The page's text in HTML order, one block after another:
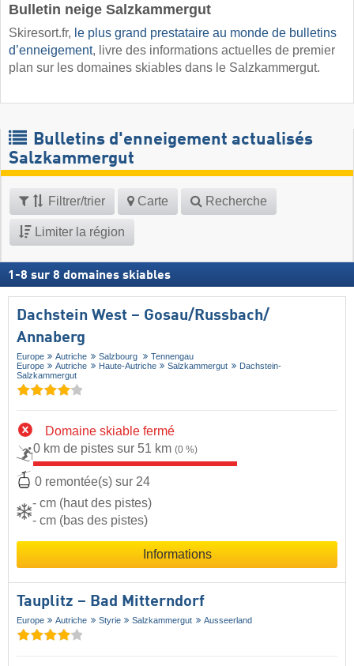
Bulletin neige Salzkammergut ​
Skiresort.fr, le plus grand prestataire au monde de bulletins
d’enneigement, livre des informations actuelles de premier
plan sur les domaines skiables dans le Salzkammergut.
Bulletins d'enneigement actualisés
Salzkammergut
Filtrer/trier Carte Recherche
Limiter la région
1 -8 sur 8 domaines skiables
Dachstein West – Gosau/​Russbach/​
Annaberg
Europe Autriche Salzbourg
Tennengau
Europe
Autriche Haute-Autriche Salzkammergut
Dachstein-
Salzkammergut
Domaine skiable fermé
0 km de pistes sur 51 km (0 %)
0 remontée(s) sur 24
- cm (haut des pistes)
- cm (bas des pistes)
Informations
Tauplitz – Bad Mitterndorf
Europe Autriche Styrie Salzkammergut Ausseerland